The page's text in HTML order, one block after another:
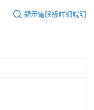
顯示電腦版詳細說明